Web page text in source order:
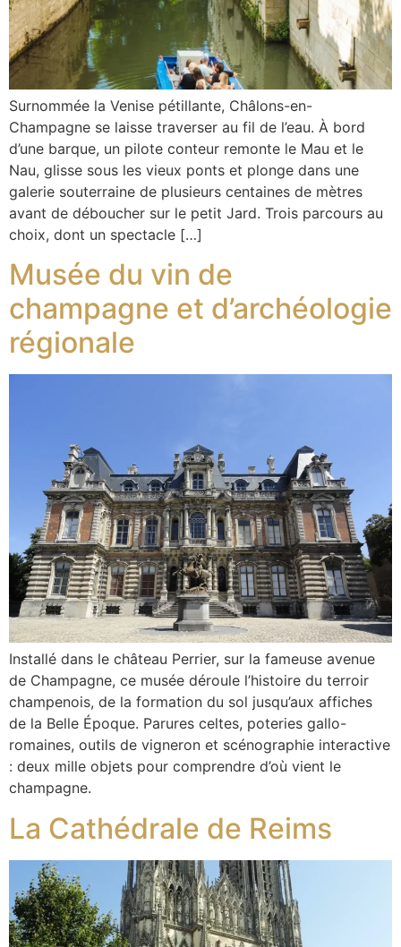
Surnommée la Venise pétillante, Châlons-en-
Champagne se laisse traverser au fil de l’eau. À bord
d’une barque, un pilote conteur remonte le Mau et le
Nau, glisse sous les vieux ponts et plonge dans une
galerie souterraine de plusieurs centaines de mètres
avant de déboucher sur le petit Jard. Trois parcours au
choix, dont un spectacle […]
Musée du vin de
champagne et d’archéologie
régionale
Installé dans le château Perrier, sur la fameuse avenue
de Champagne, ce musée déroule l’histoire du terroir
champenois, de la formation du sol jusqu’aux affiches
de la Belle Époque. Parures celtes, poteries gallo-
romaines, outils de vigneron et scénographie interactive
: deux mille objets pour comprendre d’où vient le
champagne.
La Cathédrale de Reims